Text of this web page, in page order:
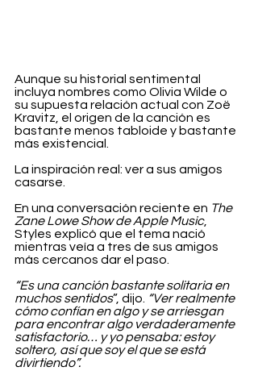
Aunque su historial sentimental
incluya nombres como Olivia Wilde o
su supuesta relación actual con Zoë
Kravitz, el origen de la canción es
bastante menos tabloide y bastante
más existencial.
La inspiración real: ver a sus amigos
casarse.
En una conversación reciente en The
Zane Lowe Show de Apple Music,
Styles explicó que el tema nació
mientras veía a tres de sus amigos
más cercanos dar el paso.
“Es una canción bastante solitaria en
muchos sentidos”, dijo. “Ver realmente
cómo confían en algo y se arriesgan
para encontrar algo verdaderamente
satisfactorio… y yo pensaba: estoy
soltero, así que soy el que se está
divirtiendo”.